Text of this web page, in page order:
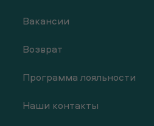
Вакансии
Возврат
Программа лояльности
Наши контакты